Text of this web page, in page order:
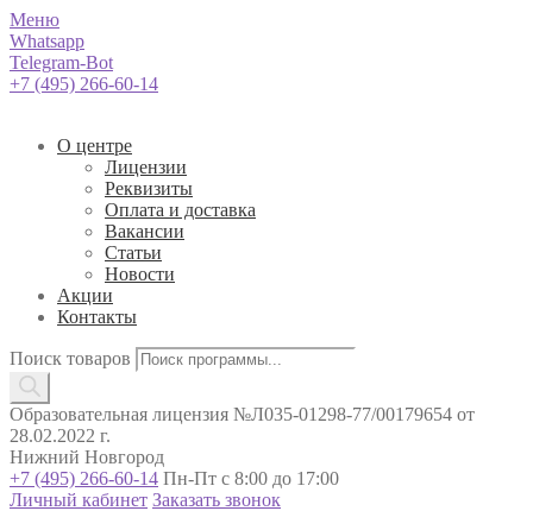
Меню
Whatsapp
Telegram-Bot
+7 (495) 266-60-14
О центре
Лицензии
Реквизиты
Оплата и доставка
Вакансии
Статьи
Новости
Акции
Контакты
Поиск товаров
Образовательная лицензия №Л035-01298-77/00179654 от
28.02.2022 г.
Нижний Новгород
+7 (495) 266-60-14 Пн-Пт с 8:00 до 17:00
Личный кабинет Заказать звонок